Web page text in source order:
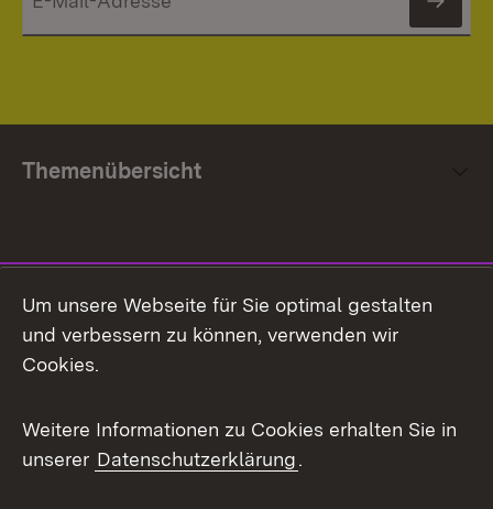
Themenübersicht
Facebook
X / Twitter
Youtube
Um unsere Webseite für Sie optimal gestalten
und verbessern zu können, verwenden wir
Cookies.
Weitere Informationen zu Cookies erhalten Sie in
unserer Datenschutzerklärung.